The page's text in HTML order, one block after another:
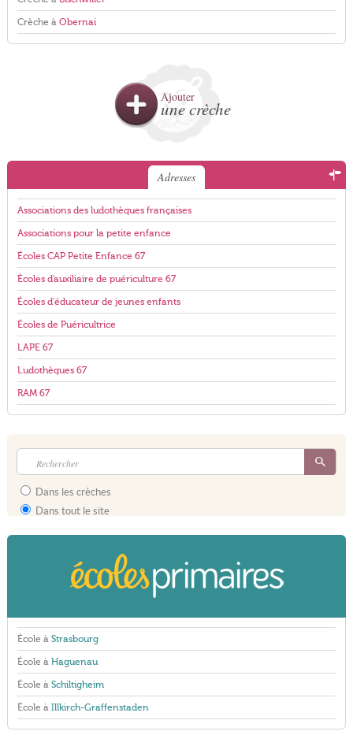
Crèche à Obernai
Ajouter
une crèche
Adresses
Associations des ludothèques françaises
Associations pour la petite enfance
Écoles CAP Petite Enfance 67
Écoles d'auxiliaire de puériculture 67
Écoles d'éducateur de jeunes enfants
Écoles de Puéricultrice
LAPE 67
Ludothèques 67
RAM 67
Dans les crèches
Dans tout le site
École à Strasbourg
École à Haguenau
École à Schiltigheim
École à Illkirch-Graffenstaden